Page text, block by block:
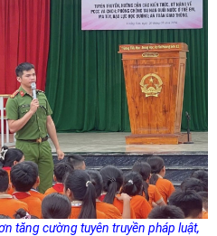
tăng cường tuyên truyền pháp luật,